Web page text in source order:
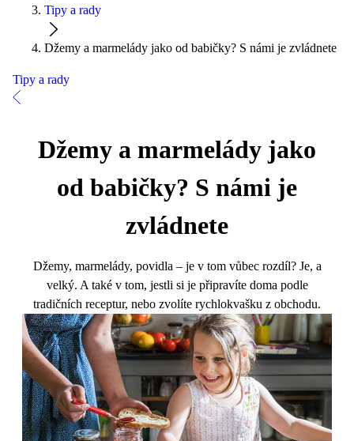
Tipy a rady
Džemy a marmelády jako od babičky? S námi je zvládnete
Tipy a rady
Džemy a marmelády jako
od babičky? S námi je
zvládnete
Džemy, marmelády, povidla – je v tom vůbec rozdíl? Je, a
velký. A také v tom, jestli si je připravíte doma podle
tradičních receptur, nebo zvolíte rychlokvašku z obchodu.